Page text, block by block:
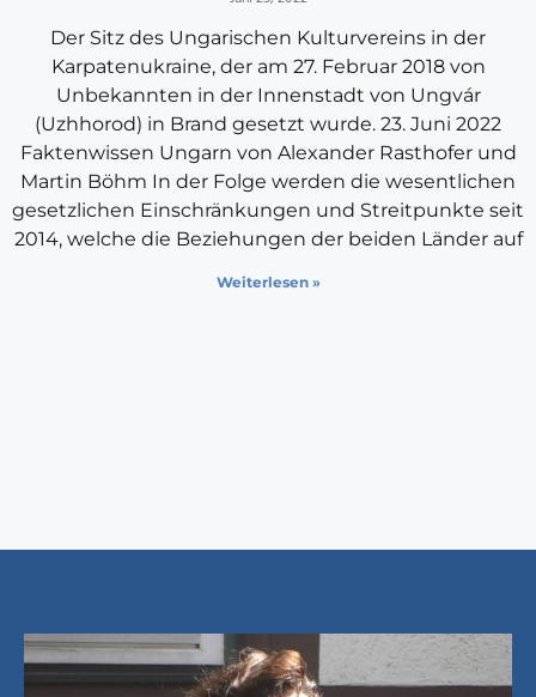
Der Sitz des Ungarischen Kulturvereins in der
Karpatenukraine, der am 27. Februar 2018 von
Unbekannten in der Innenstadt von Ungvár
(Uzhhorod) in Brand gesetzt wurde. 23. Juni 2022
Faktenwissen Ungarn von Alexander Rasthofer und
Martin Böhm In der Folge werden die wesentlichen
gesetzlichen Einschränkungen und Streitpunkte seit
2014, welche die Beziehungen der beiden Länder auf
Weiterlesen »